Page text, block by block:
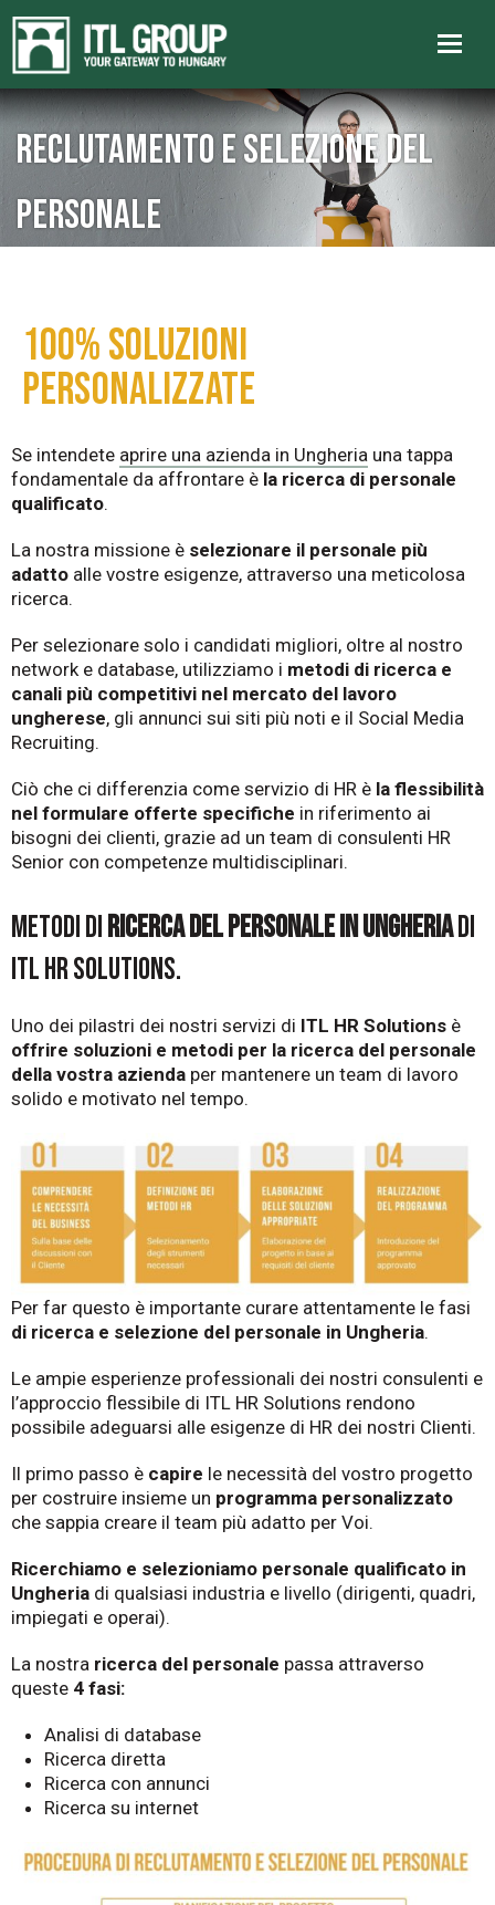
Reclutamento e selezione del
personale
100% SOLUZIONI
PERSONALIZZATE
Se intendete aprire una azienda in Ungheria una tappa
fondamentale da affrontare è la ricerca di personale
qualificato.
La nostra missione è selezionare il personale più
adatto alle vostre esigenze, attraverso una meticolosa
ricerca.
Per selezionare solo i candidati migliori, oltre al nostro
network e database, utilizziamo i metodi di ricerca e
canali più competitivi nel mercato del lavoro
ungherese, gli annunci sui siti più noti e il Social Media
Recruiting.
Ciò che ci differenzia come servizio di HR è la flessibilità
nel formulare offerte specifiche in riferimento ai
bisogni dei clienti, grazie ad un team di consulenti HR
Senior con competenze multidisciplinari.
Metodi diricerca del personale in Ungheriadi
ITL HR solutions.
Uno dei pilastri dei nostri servizi di ITL HR Solutions è
offrire soluzioni e metodi per la ricerca del personale
della vostra azienda per mantenere un team di lavoro
solido e motivato nel tempo.
Per far questo è importante curare attentamente le fasi
di ricerca e selezione del personale in Ungheria.
Le ampie esperienze professionali dei nostri consulenti e
l’approccio flessibile di ITL HR Solutions rendono
possibile adeguarsi alle esigenze di HR dei nostri Clienti.
Il primo passo è capire le necessità del vostro progetto
per costruire insieme un programma personalizzato
che sappia creare il team più adatto per Voi.
Ricerchiamo e selezioniamo personale qualificato in
Ungheria di qualsiasi industria e livello (dirigenti, quadri,
impiegati e operai).
La nostra ricerca del personale passa attraverso
queste 4 fasi:
Analisi di database
Ricerca diretta
Ricerca con annunci
Ricerca su internet